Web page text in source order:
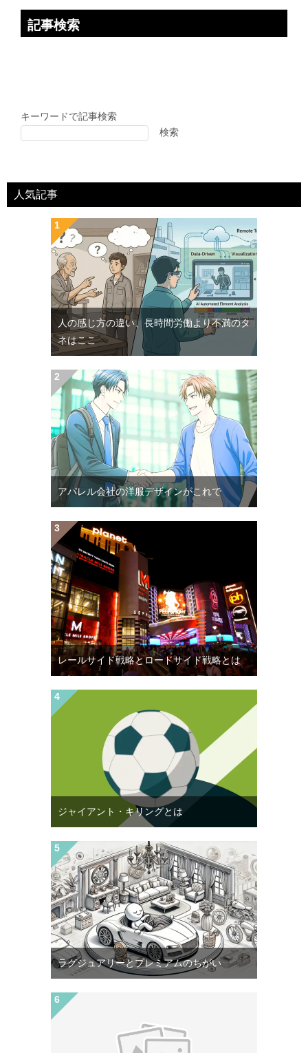
記事検索
キーワードで記事検索
検索
人気記事
人の感じ方の違い、長時間労働より不満のタ
ネはここ
アパレル会社の洋服デザインがこれで
レールサイド戦略とロードサイド戦略とは
ジャイアント・キリングとは
ラグジュアリーとプレミアムのちがい